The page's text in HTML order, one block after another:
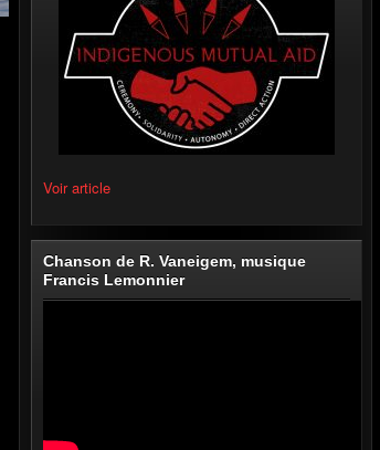
Voir article
Chanson de R. Vaneigem, musique
Francis Lemonnier